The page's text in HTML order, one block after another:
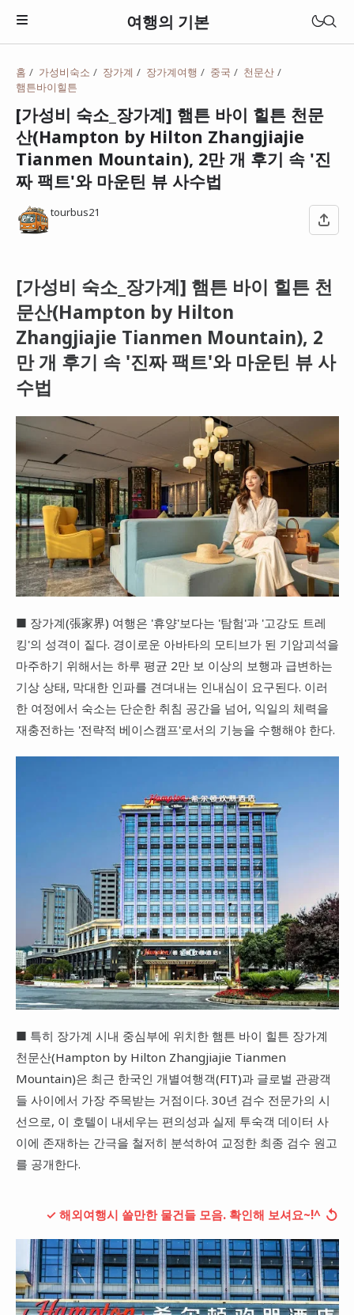
여행의 기본
일본
베트남
태국
대만
이탈리아
스위스
스페인
홈 가성비숙소 장가계 장가계여행 중국
천문산
햄튼바이힐튼
[가성비 숙소_장가계] 햄튼 바이 힐튼 천문
산(Hampton by Hilton Zhangjiajie
Tianmen Mountain), 2만 개 후기 속 '진
짜 팩트'와 마운틴 뷰 사수법
tourbus21
[가성비 숙소_장가계] 햄튼 바이 힐튼 천
문산(Hampton by Hilton
Zhangjiajie Tianmen Mountain), 2
만 개 후기 속 '진짜 팩트'와 마운틴 뷰 사
수법
■ 장가계(張家界) 여행은 '휴양'보다는 '탐험'과 '고강도 트레
킹'의 성격이 짙다. 경이로운 아바타의 모티브가 된 기암괴석을
마주하기 위해서는 하루 평균 2만 보 이상의 보행과 급변하는
기상 상태, 막대한 인파를 견뎌내는 인내심이 요구된다. 이러
한 여정에서 숙소는 단순한 취침 공간을 넘어, 익일의 체력을
재충전하는 '전략적 베이스캠프'로서의 기능을 수행해야 한다.
■ 특히 장가계 시내 중심부에 위치한 햄튼 바이 힐튼 장가계
천문산(Hampton by Hilton Zhangjiajie Tianmen
Mountain)은 최근 한국인 개별여행객(FIT)과 글로벌 관광객
들 사이에서 가장 주목받는 거점이다. 30년 검수 전문가의 시
선으로, 이 호텔이 내세우는 편의성과 실제 투숙객 데이터 사
이에 존재하는 간극을 철저히 분석하여 교정한 최종 검수 원고
를 공개한다.
✓ 해외여행시 쓸만한 물건들 모음. 확인해 보셔요~!^ ↺